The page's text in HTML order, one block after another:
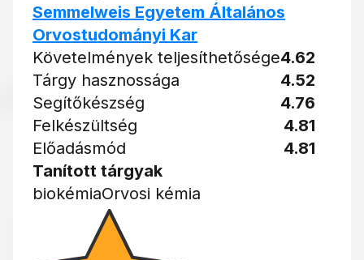
Semmelweis Egyetem Általános
Orvostudományi Kar
Követelmények teljesíthetősége4.62
Tárgy hasznossága
4.52
Segítőkészség
4.76
Felkészültség
4.81
Előadásmód
4.81
Tanított tárgyak
biokémiaOrvosi kémia